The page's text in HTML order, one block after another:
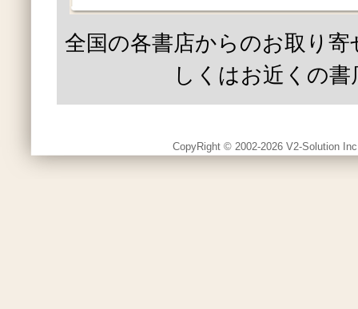
全国の各書店からのお取り
しくはお近くの書
CopyRight © 2002-2026 V2-Solution